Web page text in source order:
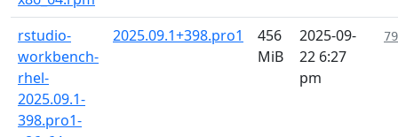
rstudio-
workbench-
rhel-
2025.09.1-
398.pro1-
2025.09.1+398.pro1
456
MiB
2025-09-
22 6:27
pm